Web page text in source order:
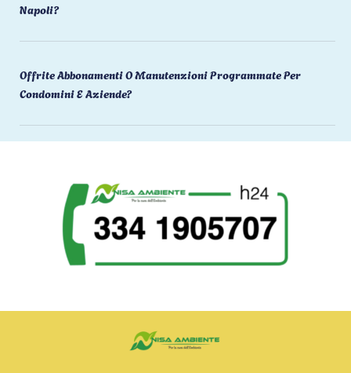
Napoli?
Offrite Abbonamenti O Manutenzioni Programmate Per
Condomini E Aziende?